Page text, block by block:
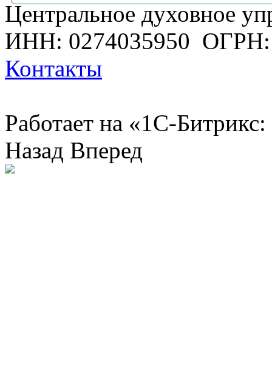
Центральное духовное
ИНН: 0274035950 ОГРН:
Контакты
Работает на «1С-
Назад Вперед